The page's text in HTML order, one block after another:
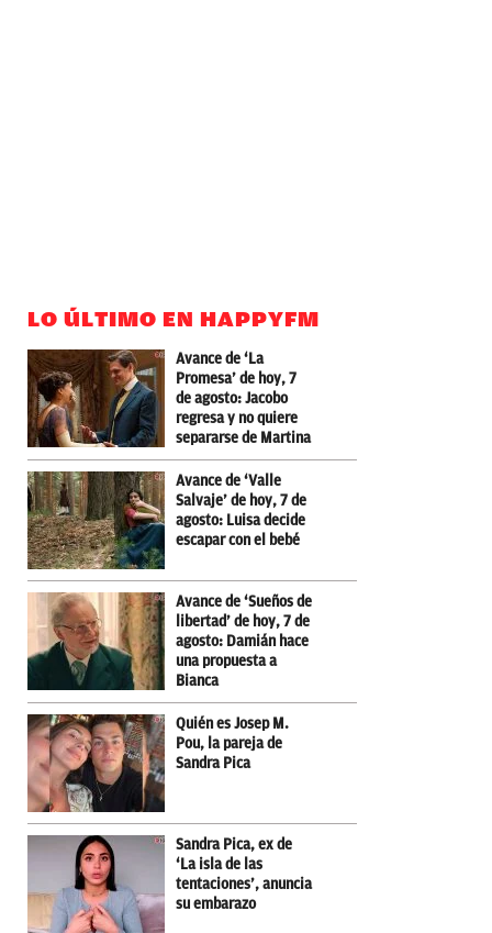
LO ÚLTIMO EN HAPPYFM
Avance de ‘La
Promesa’ de hoy, 7
de agosto: Jacobo
regresa y no quiere
separarse de Martina
Avance de ‘Valle
Salvaje’ de hoy, 7 de
agosto: Luisa decide
escapar con el bebé
Avance de ‘Sueños de
libertad’ de hoy, 7 de
agosto: Damián hace
una propuesta a
Bianca
Quién es Josep M.
Pou, la pareja de
Sandra Pica
Sandra Pica, ex de
‘La isla de las
tentaciones’, anuncia
su embarazo